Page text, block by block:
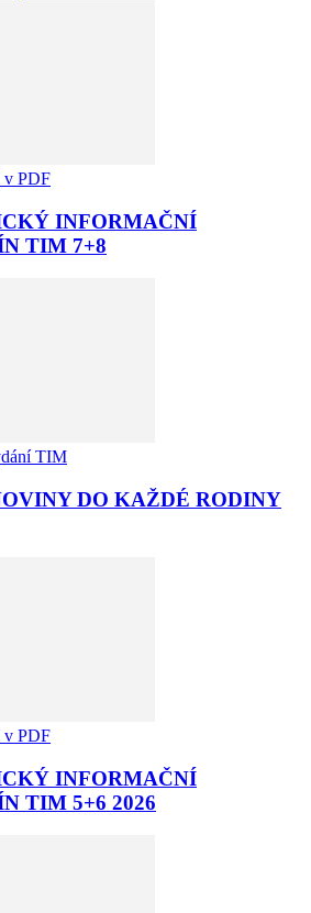
PDF
INFORMAČNÍ
TIM 7+8
TIM
DO KAŽDÉ RODINY
PDF
INFORMAČNÍ
TIM 5+6 2026